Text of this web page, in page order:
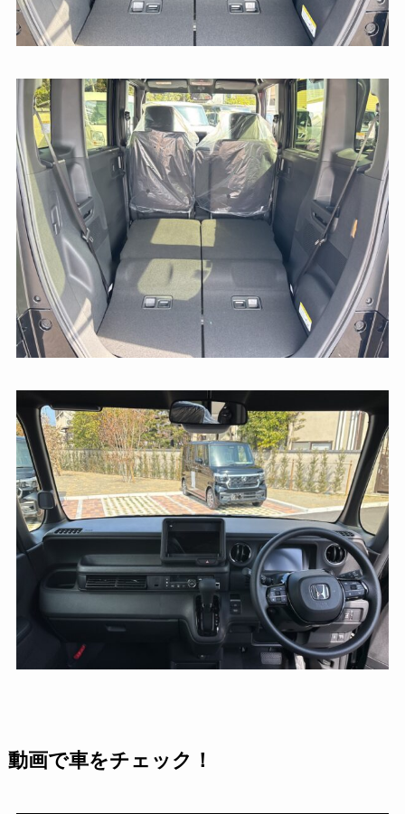
動画で車をチェック！